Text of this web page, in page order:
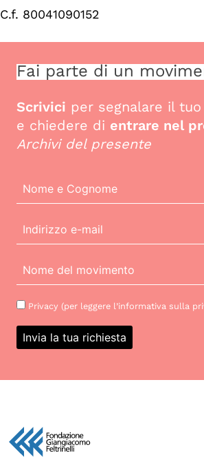
C.f. 80041090152
Fai parte di un
Scrivici per segnalare il
e chiedere di entrare nel
Archivi del presente
Privacy (per leggere l’informativa sulla